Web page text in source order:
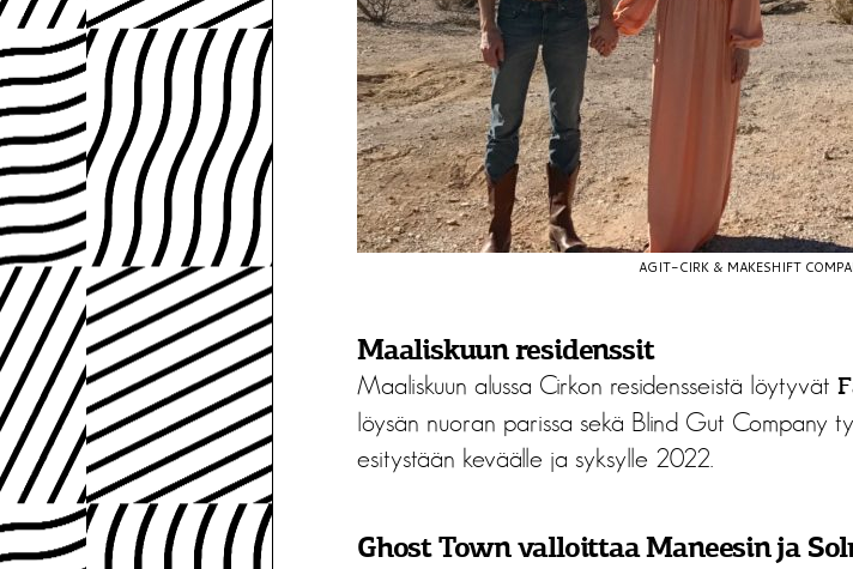
AGIT-CIRK & MAKESHIFT
Maaliskuun residenssit
Maaliskuun alussa Cirkon residensseistä löytyvät
löysän nuoran parissa sekä Blind Gut Company
esitystään keväälle ja syksylle 2022.
Ghost Town valloittaa Maneesin ja